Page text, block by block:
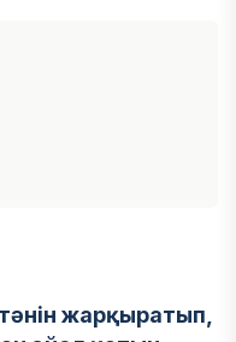
жарқыратып,